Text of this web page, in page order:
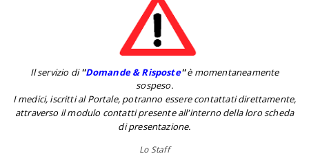
Il servizio di''Domande & Risposte''è momentaneamente
sospeso.
I medici, iscritti al Portale, potranno essere contattati direttamente,
attraverso il modulo contatti presente all'interno della loro scheda
di presentazione.
Lo Staff